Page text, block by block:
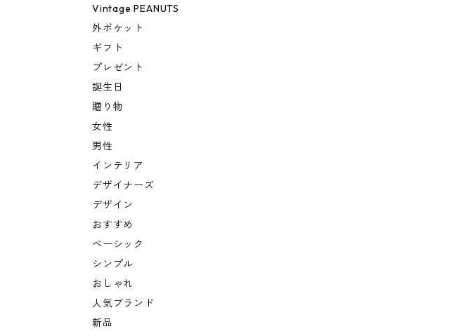
Vintage PEANUTS
外ポケット
ギフト
プレゼント
誕生日
贈り物
女性
男性
インテリア
デザイナーズ
デザイン
おすすめ
ベーシック
シンプル
おしゃれ
人気ブランド
新品